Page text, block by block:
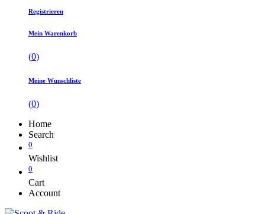
Registrieren
Mein Warenkorb
(0)
Meine Wunschliste
(0)
Home
Search
0
Wishlist
0
Cart
Account